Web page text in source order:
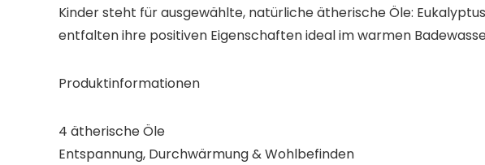
Kinder steht für ausgewählte, natürliche ätherische Öle:
entfalten ihre positiven Eigenschaften ideal im warmen
Produktinformationen
4 ätherische Öle
Entspannung, Durchwärmung & Wohlbefinden